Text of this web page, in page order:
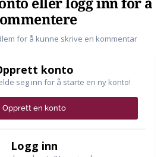
eller logg inn for å
for å kunne skrive en kommentar
konto
seg inn for å starte en ny konto!
Opprett en konto
Logg inn